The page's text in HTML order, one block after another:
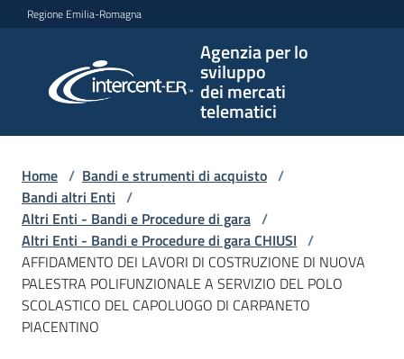
Vai al contenuto
Vai alla navigazione
Vai al footer
Regione Emilia-Romagna
Agenzia per lo
sviluppo
dei mercati
telematici
per lo
sviluppo
telematici
L'Agenzia
Bandi
Home / Bandi e strumenti di acquisto /
Bandi altri Enti /
Altri Enti - Bandi e Procedure di gara /
Altri Enti - Bandi e Procedure di gara CHIUSI /
AFFIDAMENTO DEI LAVORI DI COSTRUZIONE DI NUOVA
PALESTRA POLIFUNZIONALE A SERVIZIO DEL POLO
SCOLASTICO DEL CAPOLUOGO DI CARPANETO
PIACENTINO